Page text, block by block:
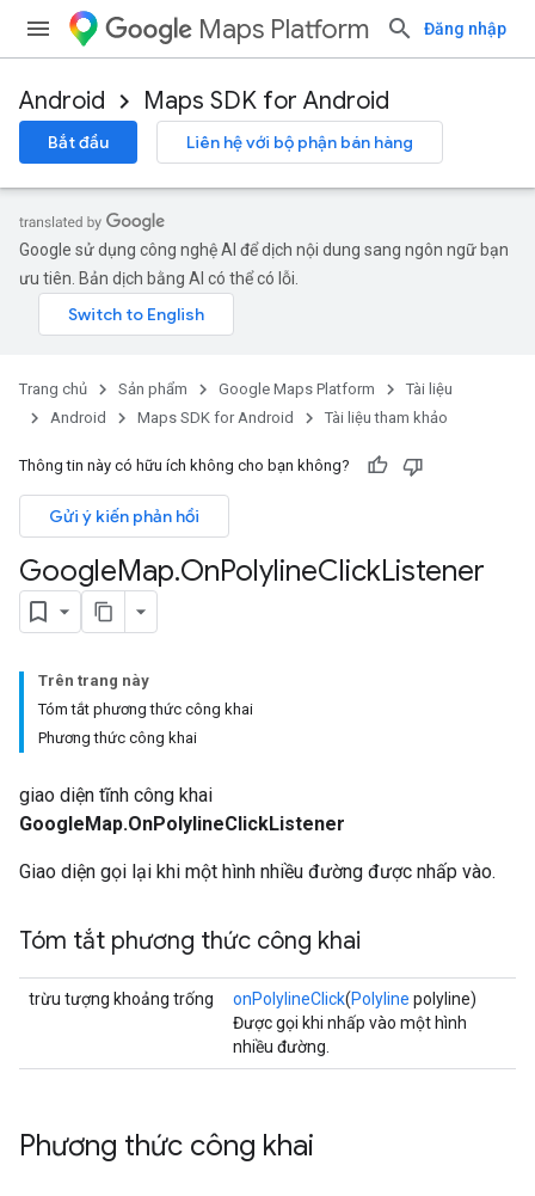
Maps Platform Đăng nhập
Android Maps SDK for Android
Bắt đầu Liên hệ với bộ phận bán hàng
Google sử dụng công nghệ AI để dịch nội dung sang ngôn ngữ bạn
ưu tiên. Bản dịch bằng AI có thể có lỗi.
Trang chủ Sản phẩm Google Maps Platform
Tài liệu
Android
Maps SDK for Android Tài liệu tham khảo
Thông tin này có hữu ích không cho bạn không?
Gửi ý kiến phản hồi
GoogleMap.OnPolylineClickListener
Trên trang này
Tóm tắt phương thức công khai
Phương thức công khai
giao diện tĩnh công khai
GoogleMap.OnPolylineClickListener
Giao diện gọi lại khi một hình nhiều đường được nhấp vào.
Tóm tắt phương thức công khai
trừu tượng khoảng trống onPolylineClick(Polyline polyline)
Được gọi khi nhấp vào một hình
nhiều đường.
Phương thức công khai